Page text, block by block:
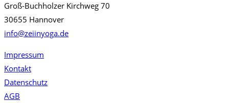
Groß-Buchholzer Kirchweg 70
30655 Hannover
info@zeiinyoga.de
Impressum
Kontakt
Datenschutz
AGB